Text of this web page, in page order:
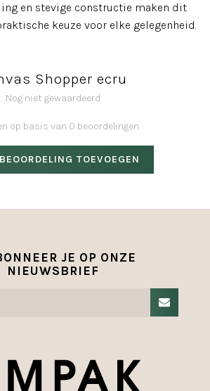
en stevige constructie maken dit
keuze voor elke gelegenheid.
Shopper ecru
Nog niet gewaardeerd
op basis van 0 beoordelingen
TOEVOEGEN
JE OP ONZE
NIEUWSBRIEF